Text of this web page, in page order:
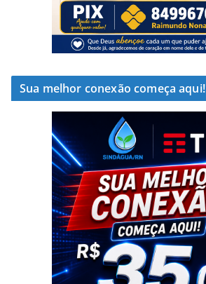
Sua melhor conexão começa aqui!